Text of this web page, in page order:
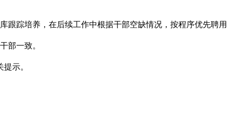
踪培养，在后续工作中根据干部空缺情况，按程序优先聘
部一致。
示。